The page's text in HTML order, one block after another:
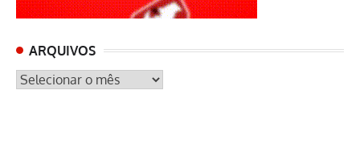
ARQUIVOS
ARQUIVOS